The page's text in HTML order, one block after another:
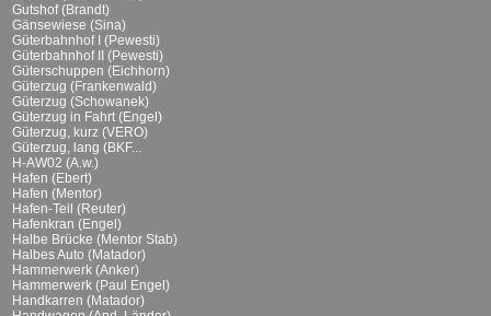
Gutshof (Brandt)
Gänsewiese (Sina)
Güterbahnhof I (Pewesti)
Güterbahnhof II (Pewesti)
Güterschuppen (Eichhorn)
Güterzug (Frankenwald)
Güterzug (Schowanek)
Güterzug in Fahrt (Engel)
Güterzug, kurz (VERO)
Güterzug, lang (BKF...
H-AW02 (A.w.)
Hafen (Ebert)
Hafen (Mentor)
Hafen-Teil (Reuter)
Hafenkran (Engel)
Halbe Brücke (Mentor Stab)
Halbes Auto (Matador)
Hammerwerk (Anker)
Hammerwerk (Paul Engel)
Handkarren (Matador)